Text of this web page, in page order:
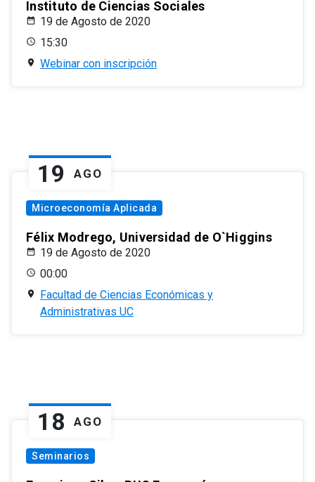
Instituto de Ciencias Sociales
19 de Agosto de 2020
15:30
Webinar con inscripción
19 AGO
Microeconomía Aplicada
Félix Modrego, Universidad de O`Higgins
19 de Agosto de 2020
00:00
Facultad de Ciencias Económicas y
Administrativas UC
18 AGO
Seminarios